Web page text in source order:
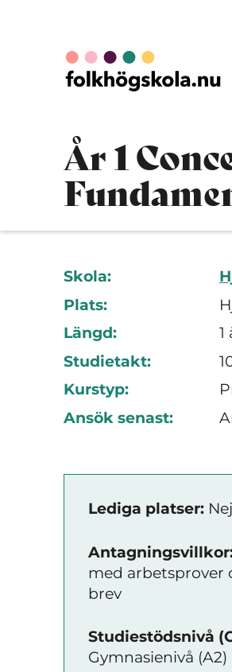
År 1
Skola:
Plats:
Längd:
1
Studietakt:
Kurstyp:
Ansök senast:
Lediga platser: Nej
med arbetsprover
brev
Studiestödsnivå
Gymnasienivå (A2)